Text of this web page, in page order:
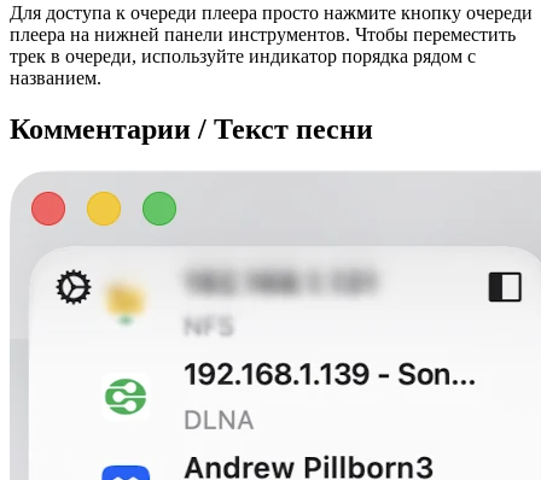
Для доступа к очереди плеера просто нажмите кнопку очереди
плеера на нижней панели инструментов. Чтобы переместить
трек в очереди, используйте индикатор порядка рядом с
названием.
Комментарии / Текст песни